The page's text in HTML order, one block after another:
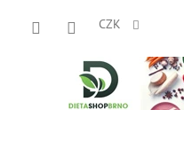
CZK